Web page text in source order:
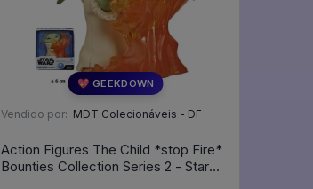
💖 GEEKDOWN
Vendido por: MDT Colecionáveis - DF
Action Figures The Child *stop Fire*
Bounties Collection Series 2 - Star